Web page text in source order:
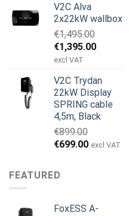
pris
var:
€699.00.
pris
er:
€579.00.
V2C Alva
2x22kW wallbox
€1,495.00
Den
oprindelige
var:
€1,495.00.
€1,395.00Den
er:
€1,395.00.
excl VAT
V2C Trydan
22kW Display
SPRING cable
4,5m, Black
€899.00
Den
pris
var:
€699.00Den
excl VAT
FEATURED
FoxESS A-